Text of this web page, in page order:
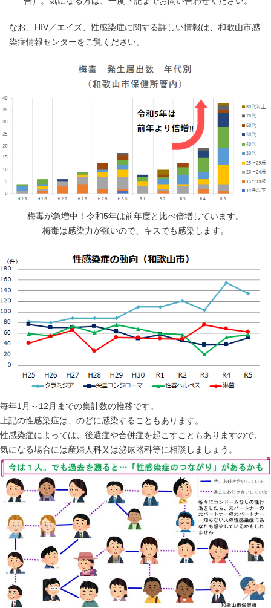
なお、HIV／エイズ、性感染症に関する詳しい情報は、和歌山市感
染症情報センターをご覧ください。
梅毒が急増中！令和5年は前年度と比べ倍増しています。
梅毒は感染力が強いので、キスでも感染します。
毎年1月～12月までの集計数の推移です。
上記の性感染症は、のどに感染することもあります。
性感染症によっては、後遺症や合併症を起こすこともありますので、
気になる場合には産婦人科又は泌尿器科等に相談しましょう。